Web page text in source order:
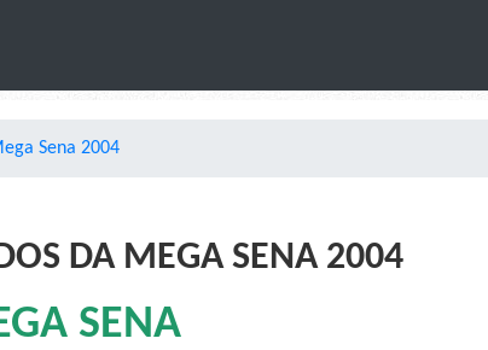
Sena 2004
DA MEGA SENA 2004
SENA